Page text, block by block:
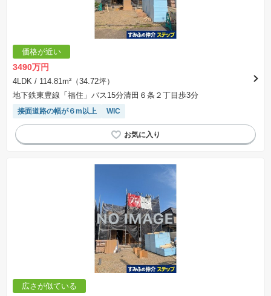
価格が近い
3490万円
4LDK / 114.81m²（34.72坪）
地下鉄東豊線「福住」バス15分清田６条２丁目歩3分
接面道路の幅が６m以上 WIC
広さが似ている